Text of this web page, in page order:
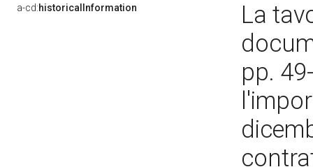
a-cd:historicalInformation
La
pp.